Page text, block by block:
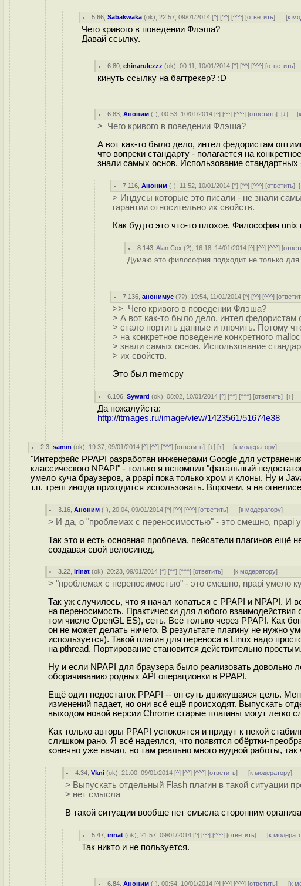
5.66 ,Sabakwaka (ok), 22:57, 09/01/2014 [^] [^^] [^^^] [ответить] [к
Чего кривого в поведении Флэша?
Давай ссылку.
6.80 ,chinarulezzz (ok), 00:11, 10/01/2014 [^] [^^] [^^^] [ответить]
кинуть ссылку на багтрекер? :D
6.83 ,Аноним (-), 00:53, 10/01/2014 [^] [^^] [^^^] [ответить][↓] [
> Чего кривого в поведении Флэша?
А вот как-то было дело, интел федористам
что вопреки стандарту - полагается на
знали самых основ. Использование
7.116 ,Аноним (-), 11:52, 10/01/2014 [^] [^^] [^^^] [ответить][
> Индусы которые это писали - не знали
гарантии относительно их свойств.
Как будто это что-то плохое. Философия unix
8.143 ,Alan Cox (?), 16:18, 14/01/2014 [^] [^^] [^^^] [
Думаю это философия подходит не только
7.136 ,анонимус (??), 19:54, 11/01/2014 [^] [^^] [^^^] [
>> Чего кривого в поведении Флэша?
> А вот как-то было дело, интел федористам
> стало портить данные и глючить. Потому
> на конкретное поведение конкретного
> знали самых основ. Использование
> их свойств.
Это был memcpy
6.106 ,Syward (ok), 08:02, 10/01/2014 [^] [^^] [^^^] [ответить][↑]
Да пожалуйста:
http://itmages.ru/image/view/1423561/51674e38
2.3 ,samm (ok), 19:37, 09/01/2014 [^] [^^] [^^^] [ответить][↓] [↑] [к модератору]
"Интерфейс PPAPI разработан инженерами Google для
классического NPAPI" - только я вспомнил "фатальный
умело куча браузеров, а ppapi пока только хром и клоны. Ну и
т.п. треш иногда приходится использовать. Впрочем, я на
3.16 ,Аноним (-), 20:04, 09/01/2014 [^] [^^] [^^^] [ответить] [к модератору]
> И да, о "проблемах с переносимостью" - это смешно, npapi
Так это и есть основная проблема, пейсатели плагинов ещё
создавая свой велосипед.
3.22 ,irinat (ok), 20:23, 09/01/2014 [^] [^^] [^^^] [ответить] [к модератору]
> "проблемах с переносимостью" - это смешно, npapi умело
Так уж случилось, что я начал копаться с PPAPI и NPAPI. И
на переносимость. Практически для любого
том числе OpenGL ES), сеть. Всё только через PPAPI. Как
он не может делать ничего. В результате плагину не нужно
используется). Такой плагин для переноса в Linux надо
на pthread. Портирование становится действительно простым.
Ну и если NPAPI для браузера было реализовать довольно
оборачиванию родных API операционки в PPAPI.
Ещё один недостаток PPAPI -- он суть движущаяся цель.
изменений падает, но они всё ещё происходят. Выпускать
выходом новой версии Chrome старые плагины могут легко
Как только авторы PPAPI успокоятся и придут к некой
слишком рано. Я всё надеялся, что появятся обёртки-
конечно уже начал, но там реально много нудной работы, так
4.34 ,Vkni (ok), 21:00, 09/01/2014 [^] [^^] [^^^] [ответить] [к модератору]
> Выпускать отдельный Flash плагин в такой ситуации
> нет смысла
В такой ситуации вообще нет смысла сторонним
5.47 ,irinat (ok), 21:57, 09/01/2014 [^] [^^] [^^^] [ответить] [к
Так никто и не пользуется.
6.84 ,Аноним (-), 00:54, 10/01/2014 [^] [^^] [^^^] [ответить] [к